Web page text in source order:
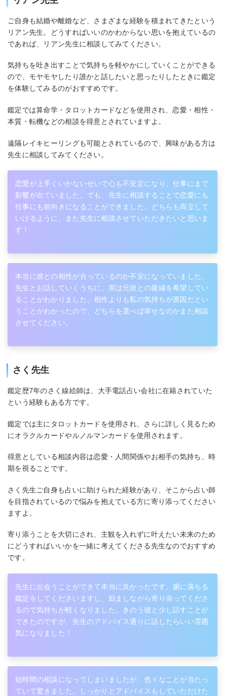
ご自身も結婚や離婚など、さまざまな経験を積まれてきたという
リアン先生。どうすればいいのかわからない思いを抱えているの
であれば、リアン先生に相談してみてください。
気持ちを吐き出すことで気持ちを軽やかにしていくことができる
ので、モヤモヤしたり誰かと話したいと思ったりしたときに鑑定
を体験してみるのがおすすめです。
鑑定では算命学・タロットカードなどを使用され、恋愛・相性・
本質・転機などの相談を得意とされていますよ。
遠隔レイキヒーリングも可能とされているので、興味がある方は
先生に相談してみてください。
恋愛が上手くいかないせいで心も不安定になり、仕事にまで
影響が出ていました。でも、先生に相談することで恋愛にも
仕事にも前向きになることができました。どちらも両立して
いけるように、また先生に相談させていただきたいと思いま
す！
本当に彼との相性が合っているのか不安になっていました。
先生とお話していくうちに、実は元彼との復縁を希望してい
ることがわかりました。相性よりも私の気持ちが原因だとい
うことがわかったので、どちらを選べば幸せなのかまた相談
させてください。
さく先生
鑑定歴7年のさく線絵師は、大手電話占い会社に在籍されていた
という経験もある方です。
鑑定では主にタロットカードを使用され、さらに詳しく見るため
にオラクルカードやルノルマンカードを使用されます。
得意としている相談内容は恋愛・人間関係やお相手の気持ち、時
期を視ることです。
さく先生ご自身も占いに助けられた経験があり、そこから占い師
を目指されているので悩みを抱えている方に寄り添ってください
ますよ。
寄り添うことを大切にされ、主観を入れずに叶えたい未来のため
にどうすればいいかを一緒に考えてくださる先生なのでおすすめ
です。
先生に出会うことができて本当に良かったです。腑に落ちる
鑑定をしてくださいますし、励ましながら寄り添ってくださ
るので気持ちが軽くなりました。きのう彼と少し話すことが
できたのですが、先生のアドバイス通りに話したらいい雰囲
気になりました！
短時間の相談になってしまいましたが、色々なことが当たっ
ていて驚きました。しっかりとアドバイスもしていただけた